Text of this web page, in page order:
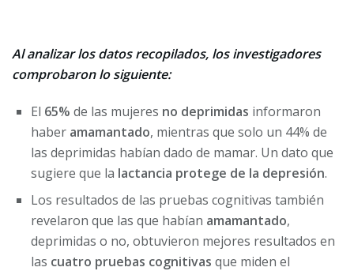
Al analizar los datos recopilados, los investigadores
comprobaron lo siguiente:
El 65% de las mujeres no deprimidas informaron
haber amamantado, mientras que solo un 44% de
las deprimidas habían dado de mamar. Un dato que
sugiere que la lactancia protege de la depresión.
Los resultados de las pruebas cognitivas también
revelaron que las que habían amamantado,
deprimidas o no, obtuvieron mejores resultados en
las cuatro pruebas cognitivas que miden el